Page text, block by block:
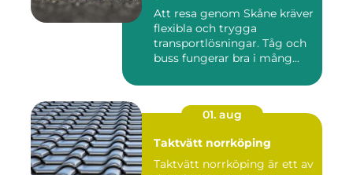
Att resa genom Skåne kräver
flexibla och trygga
transportlösningar. Tåg och
buss fungerar bra i mång...
01. aug
Taktvätt norrköping
Taktvätt norrköping är ett av